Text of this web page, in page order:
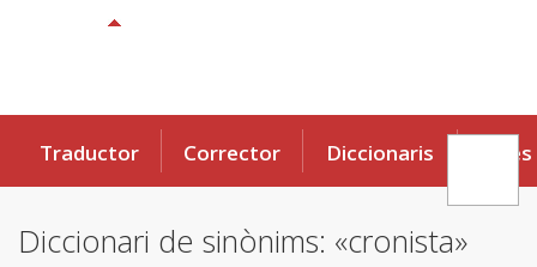
Traductor Corrector Diccionaris Eines
Diccionari de sinònims: «cronista»